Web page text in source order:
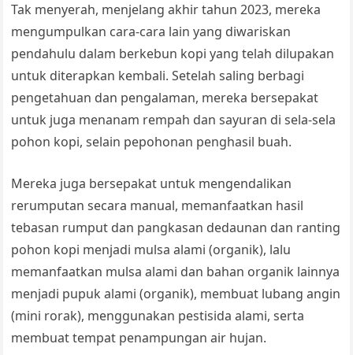
Tak menyerah, menjelang akhir tahun 2023, mereka
mengumpulkan cara-cara lain yang diwariskan
pendahulu dalam berkebun kopi yang telah dilupakan
untuk diterapkan kembali. Setelah saling berbagi
pengetahuan dan pengalaman, mereka bersepakat
untuk juga menanam rempah dan sayuran di sela-sela
pohon kopi, selain pepohonan penghasil buah.
Mereka juga bersepakat untuk mengendalikan
rerumputan secara manual, memanfaatkan hasil
tebasan rumput dan pangkasan dedaunan dan ranting
pohon kopi menjadi mulsa alami (organik), lalu
memanfaatkan mulsa alami dan bahan organik lainnya
menjadi pupuk alami (organik), membuat lubang angin
(mini rorak), menggunakan pestisida alami, serta
membuat tempat penampungan air hujan.